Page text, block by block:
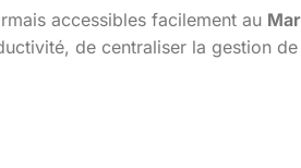
accessibles facilement au
de centraliser la gestion